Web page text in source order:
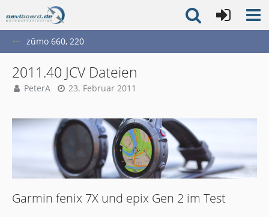
zûmo 660, 220
2011.40 JCV Dateien
PeterA 23. Februar 2011
Garmin fenix 7X und epix Gen 2 im Test